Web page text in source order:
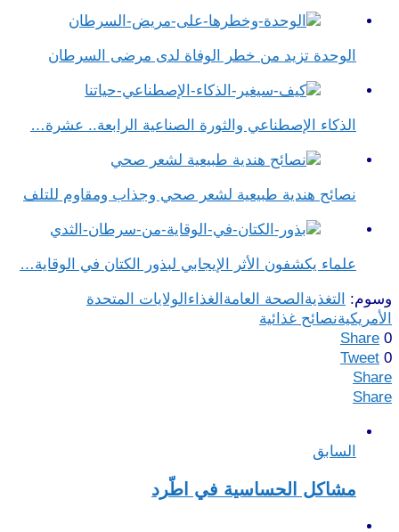
الوحدة تزيد من خطر الوفاة لدى مرضى السرطان
الذكاء الإصطناعي والثورة الصناعية الرابعة.. عشرة…
نصائح هندية طبيعية لشعر صحي وجذاب ومقاوم للتلف
علماء يكشفون الأثر الإيجابي لبذور الكتان في الوقاية…
وسوم: التغذية الصحة العامة الغذاء الولايات المتحدة
الأمريكيةنصائح غذائية
Share 0
Tweet 0
Share
Share
السابق
مشاكل الحساسية في اطّرد